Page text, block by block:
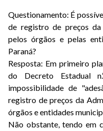
Questionamento: É
de registro de preços da
pelos órgãos e pelas
Paraná?
Resposta: Em primeiro
do Decreto Estadual
impossibilidade de
registro de preços da
órgãos e entidades
Não obstante, tendo em